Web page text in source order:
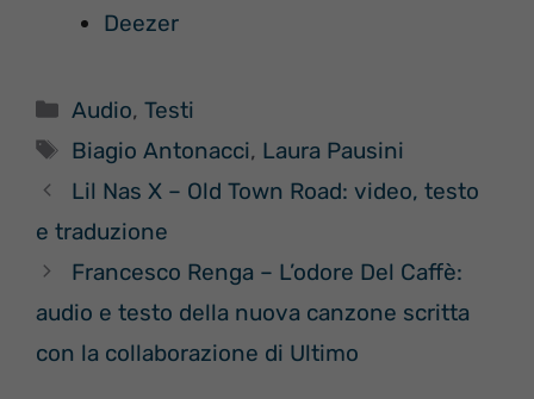
Deezer
Categorie
Audio,Testi
Tag
Biagio Antonacci, Laura Pausini
Lil Nas X – Old Town Road: video, testo
e traduzione
Francesco Renga – L’odore Del Caffè:
audio e testo della nuova canzone scritta
con la collaborazione di Ultimo